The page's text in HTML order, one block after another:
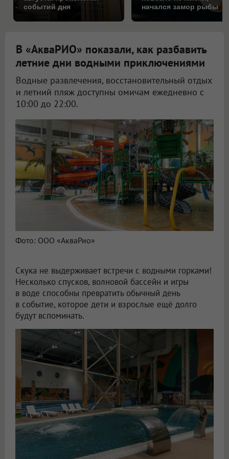
событий дня
начался замор рыбы
В «АкваРИО» показали, как разбавить
летние дни водными приключениями
Водные развлечения, восстановительный отдых
и летний пляж доступны омичам ежедневно с
10:00 до 22:00.
Фото: ООО «АкваРио»
Скука не выдерживает встречи с водными горками!
Несколько спусков, волновой бассейн и игры
в воде способны превратить обычный день
в событие, которое дети и взрослые ещё долго
будут вспоминать.